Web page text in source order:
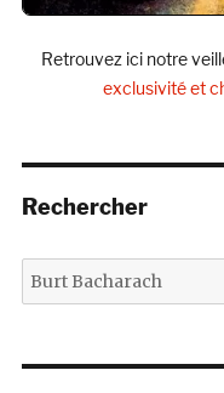
Retrouvez ici notre
exclusivité et
Rechercher
Recherche
pour :